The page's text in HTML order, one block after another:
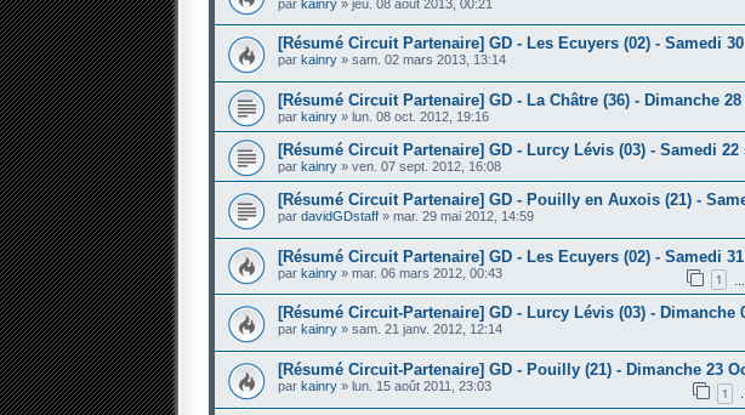
par kainry » jeu. 08 août 2013, 00:21
[Résumé Circuit Partenaire] GD - Les Ecuyers (02) - Samedi
par kainry » sam. 02 mars 2013, 13:14
[Résumé Circuit Partenaire] GD - La Châtre (36) - Dimanche
par kainry » lun. 08 oct. 2012, 19:16
[Résumé Circuit Partenaire] GD - Lurcy Lévis (03) - Samedi 22
par kainry » ven. 07 sept. 2012, 16:08
[Résumé Circuit Partenaire] GD - Pouilly en Auxois (21) -
par davidGDstaff » mar. 29 mai 2012, 14:59
[Résumé Circuit Partenaire] GD - Les Ecuyers (02) - Samedi
par kainry » mar. 06 mars 2012, 00:43 1
[Résumé Circuit-Partenaire] GD - Lurcy Lévis (03) - Dimanche
par kainry » sam. 21 janv. 2012, 12:14
[Résumé Circuit-Partenaire] GD - Pouilly (21) - Dimanche 23
par kainry » lun. 15 août 2011, 23:03 1